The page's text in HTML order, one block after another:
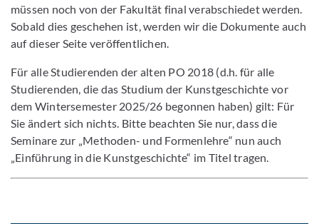
müssen noch von der Fakultät final verabschiedet werden.
Sobald dies geschehen ist, werden wir die Dokumente auch
auf dieser Seite veröffentlichen.
Für alle Studierenden der alten PO 2018 (d.h. für alle
Studierenden, die das Studium der Kunstgeschichte vor
dem Wintersemester 2025/26 begonnen haben) gilt: Für
Sie ändert sich nichts. Bitte beachten Sie nur, dass die
Seminare zur „Methoden- und Formenlehre“ nun auch
„Einführung in die Kunstgeschichte“ im Titel tragen.